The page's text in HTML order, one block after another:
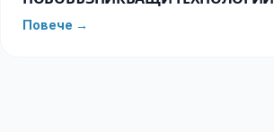
Повече →